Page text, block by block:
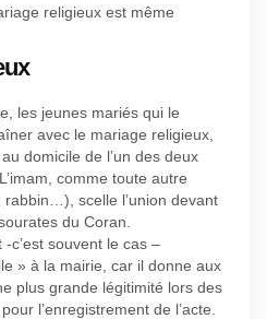
religieux est même
les jeunes mariés qui le
avec le mariage religieux,
domicile de l’un des deux
comme toute autre
scelle l’union devant
du Coran.
c’est souvent le cas –
» à la mairie, car il donne aux
plus grande légitimité lors des
l’enregistrement de l’acte.